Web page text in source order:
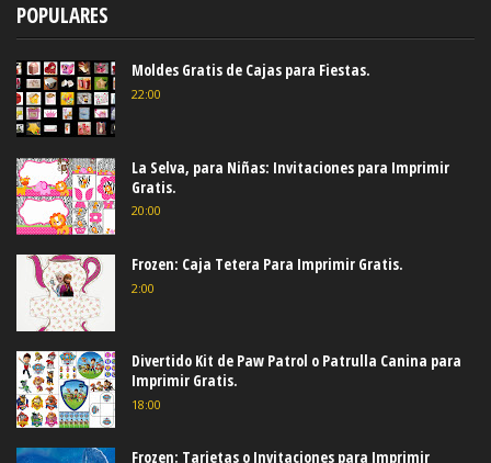
POPULARES
Moldes Gratis de Cajas para Fiestas.
22:00
La Selva, para Niñas: Invitaciones para Imprimir
Gratis.
20:00
Frozen: Caja Tetera Para Imprimir Gratis.
2:00
Divertido Kit de Paw Patrol o Patrulla Canina para
Imprimir Gratis.
18:00
Frozen: Tarjetas o Invitaciones para Imprimir